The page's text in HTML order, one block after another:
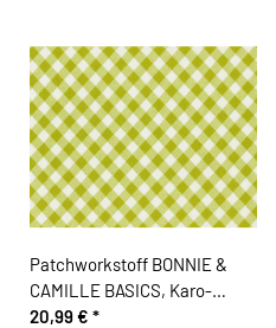
Patchworkstoff BONNIE &
CAMILLE BASICS, Karo-
Muster, limette, Moda Fabrics
20,99 € *